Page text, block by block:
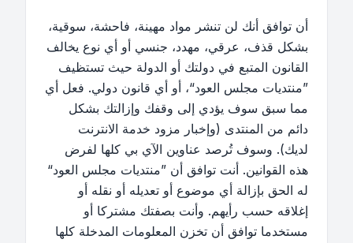
أن توافق أنك لن تنشر مواد مهينة، فاحشة، سوقية،
بشكل قذف، عرقي، مهدد، جنسي أو أي نوع يخالف
القانون المتبع في دولتك أو الدولة حيث تستظيف
”منتديات مجلس العود“، أو أي قانون دولي. فعل أي
مما سبق سوف يؤدي إلى وقفك وإزالتك بشكل
دائم من المنتدى (وإخبار مزود خدمة الانترنت
لديك). وسوف تُرصد عناوين الآي بي كلها لفرض
هذه القوانين. أنت توافق أن ”منتديات مجلس العود“
له الحق بإزالة أي موضوع أو تعديله أو نقله أو
إغلاقه حسب رأيهم. وأنت بصفتك مشتركا أو
مستخدما توافق أن تخزن المعلومات المدخلة كلها